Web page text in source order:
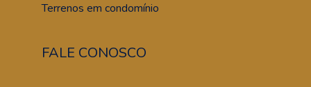
Terrenos em condomínio
FALE CONOSCO